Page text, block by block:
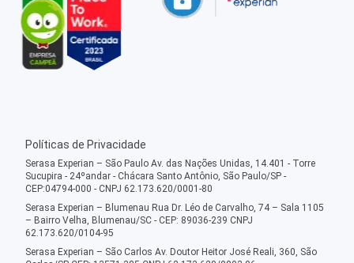
Políticas de Privacidade
Serasa Experian – São Paulo Av. das Nações Unidas, 14.401 - Torre
Sucupira - 24ºandar - Chácara Santo Antônio, São Paulo/SP -
CEP:04794-000 - CNPJ 62.173.620/0001-80
Serasa Experian – Blumenau Rua Dr. Léo de Carvalho, 74 – Sala 1105
– Bairro Velha, Blumenau/SC - CEP: 89036-239 CNPJ
62.173.620/0104-95
Serasa Experian – São Carlos Av. Doutor Heitor José Reali, 360, São